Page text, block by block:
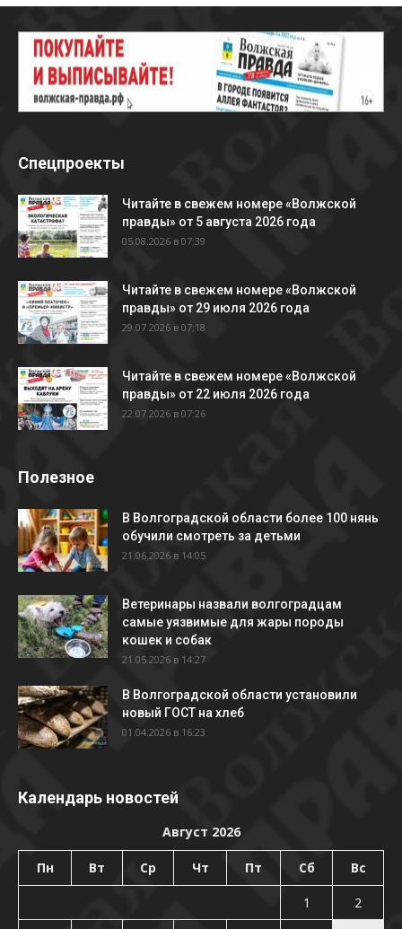
Спецпроекты
Читайте в свежем номере «Волжской
правды» от 5 августа 2026 года
05.08.2026 в 07:39
Читайте в свежем номере «Волжской
правды» от 29 июля 2026 года
29.07.2026 в 07:18
Читайте в свежем номере «Волжской
правды» от 22 июля 2026 года
22.07.2026 в 07:26
Полезное
В Волгоградской области более 100 нянь
обучили смотреть за детьми
21.06.2026 в 14:05
Ветеринары назвали волгоградцам
самые уязвимые для жары породы
кошек и собак
21.05.2026 в 14:27
В Волгоградской области установили
новый ГОСТ на хлеб
01.04.2026 в 16:23
Календарь новостей
Август 2026
Пн Вт Ср Чт Пт Сб Вс
1
2